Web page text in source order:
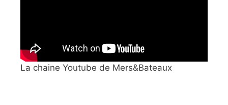
La chaine Youtube de Mers&Bateaux